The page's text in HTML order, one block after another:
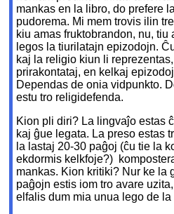
mankas en la libro, do prefere
pudorema. Mi mem trovis ilin
kiu amas fruktobrandon, nu,
legos la tiurilatajn epizodojn.
kaj la religio kiun li
prirakontataj, en kelkaj
Dependas de onia vidpunkto.
estu tro religidefenda.
Kion pli diri? La lingvaĵo estas
kaj ĝue legata. La preso estas
la lastaj 20-30 paĝoj (ĉu tie la
ekdormis kelkfoje?)
mankas. Kion kritiki? Nur ke la
paĝojn estis iom tro avare
elfalis dum mia unua lego de la